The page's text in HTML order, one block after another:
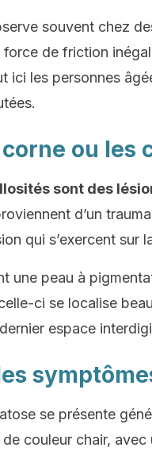
souvent chez
de friction
ici les personnes
ou les
sont des
d’un
qui s’exercent sur
une peau à
ci se localise
espace
se présente
couleur chair,